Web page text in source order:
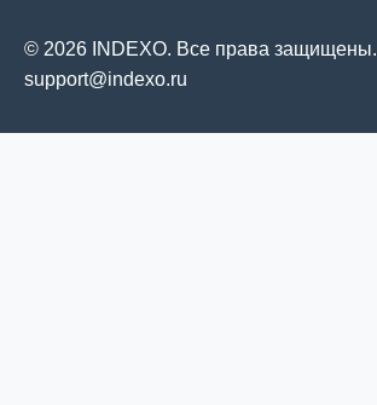
© 2026 INDEXO. Все права защищены.
support@indexo.ru